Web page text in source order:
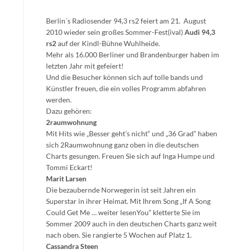
Berlin´s Radiosender 94,3 rs2 feiert am 21. August
2010 wieder sein großes Sommer-Fest(ival)Audi 94,3
rs2auf der Kindl-Bühne Wuhlheide.
Mehr als 16.000 Berliner und Brandenburger haben im
letzten Jahr mit gefeiert!
Und die Besucher können sich auf tolle bands und
Künstler freuen, die ein volles Programm abfahren
werden.
Dazu gehören:
2raumwohnung
Mit Hits wie „Besser geht’s nicht“ und „36 Grad“ haben
sich 2Raumwohnung ganz oben in die deutschen
Charts gesungen. Freuen Sie sich auf Inga Humpe und
Tommi Eckart!
Marit Larsen
Die bezaubernde Norwegerin ist seit Jahren ein
Superstar in ihrer Heimat. Mit Ihrem Song „If A Song
Could Get Me … weiter lesenYou“ kletterte Sie im
Sommer 2009 auch in den deutschen Charts ganz weit
nach oben. Sie rangierte 5 Wochen auf Platz 1.
Cassandra Steen